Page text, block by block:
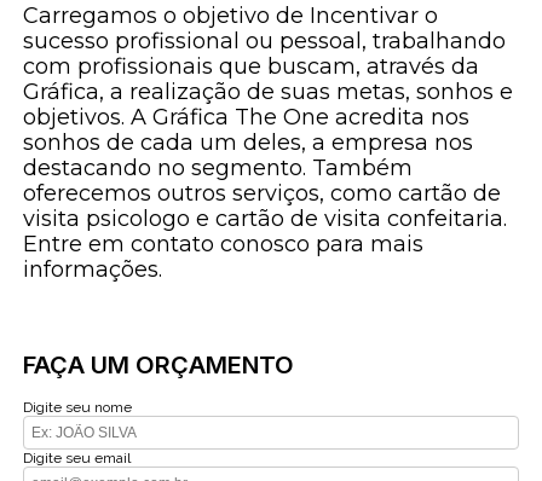
Carregamos o objetivo de Incentivar o
sucesso profissional ou pessoal, trabalhando
com profissionais que buscam, através da
Gráfica, a realização de suas metas, sonhos e
objetivos. A Gráfica The One acredita nos
sonhos de cada um deles, a empresa nos
destacando no segmento. Também
oferecemos outros serviços, como cartão de
visita psicologo e cartão de visita confeitaria.
Entre em contato conosco para mais
informações.
FAÇA UM ORÇAMENTO
Digite seu nome
Digite seu email